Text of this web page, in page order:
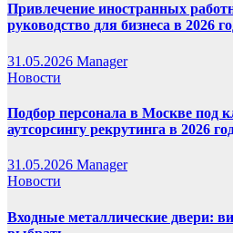
Привлечение иностранных
руководство для бизнеса в 2026
31.05.2026 Manager
Новости
Подбор персонала в Москве под
аутсорсингу рекрутинга в 2026
31.05.2026 Manager
Новости
Входные металлические двери: